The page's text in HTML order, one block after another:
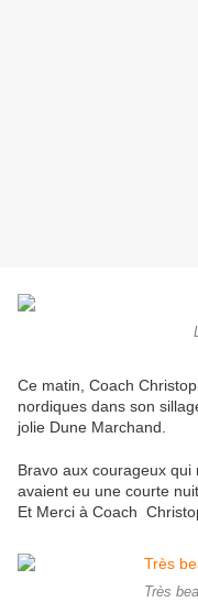
Ce matin, Coach
nordiques dans son
jolie Dune Marchand.
Bravo aux courageux qui
avaient eu une courte
Et Merci à Coach
Très